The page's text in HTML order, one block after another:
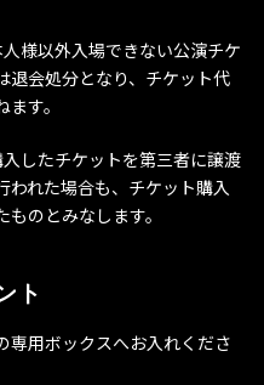
様以外入場できない公演チケ
退会処分となり、チケット代
す。
したチケットを第三者に譲渡
われた場合も、チケット購入
のとみなします。
ト
専用ボックスへお入れくださ